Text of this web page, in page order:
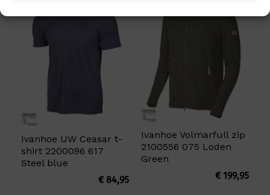
Ivanhoe UW Ceasar t-
shirt 2200096 617
Steel blue
€84,95
Ivanhoe Volmarfull zip
2100556 075 Loden
Green
€199,95